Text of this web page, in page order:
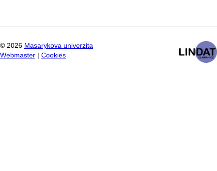
© 2026 Masarykova univerzita
Webmaster
Cookies